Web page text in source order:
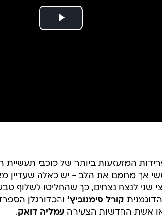
המזעזעות ביותר של כוכבי תעשיית
אך מחמם את הלב - יש כאלה שעדיין
שני לנצח נצחים, כך שהחליטו לשלוף
קורל סימנוביץ' והכדורגלן
אשת החדשות הצעירה עמליה דואק.